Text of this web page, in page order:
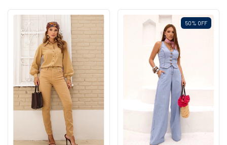
50% OFF